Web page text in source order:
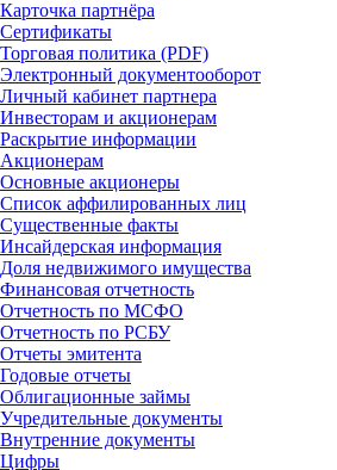
Карточка партнёра
Сертификаты
Торговая политика (PDF)
Электронный документооборот
Личный кабинет партнера
Инвесторам и акционерам
Раскрытие информации
Акционерам
Основные акционеры
Список аффилированных лиц
Существенные факты
Инсайдерская информация
Доля недвижимого имущества
Финансовая отчетность
Отчетность по МСФО
Отчетность по РСБУ
Отчеты эмитента
Годовые отчеты
Облигационные займы
Учредительные документы
Внутренние документы
Цифры